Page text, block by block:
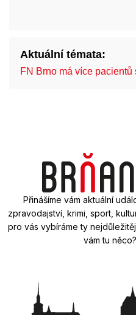
Aktuální témata:
FN Brno má více
Přinášíme vám aktuální
zpravodajství, krimi, sport,
pro vás vybíráme ty
vám tu něco?